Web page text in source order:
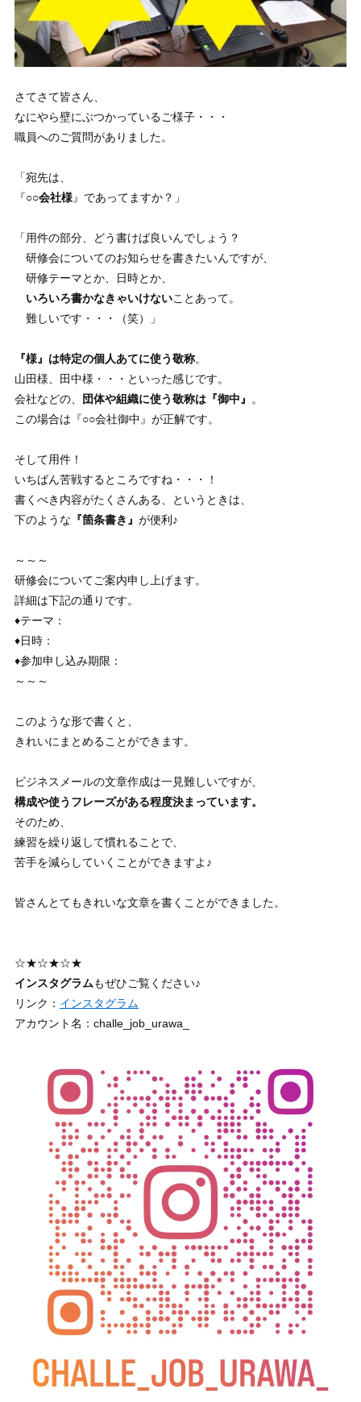
さてさて皆さん、
なにやら壁にぶつかっているご様子・・・
職員へのご質問がありました。
「宛先は、
『○○会社様』であってますか？」
「用件の部分、どう書けば良いんでしょう？
研修会についてのお知らせを書きたいんですが、
研修テーマとか、日時とか、
いろいろ書かなきゃいけないことあって。
難しいです・・・（笑）」
『様』は特定の個人あてに使う敬称。
山田様、田中様・・・といった感じです。
会社などの、
団体や組織に使う敬称は『御中』
。
この場合は『○○会社御中』が正解です。
そして用件！
いちばん苦戦するところですね・・・！
書くべき内容がたくさんある、というときは、
下のような 『箇条書き』 が便利♪
～～～
研修会についてご案内申し上げます。
詳細は下記の通りです。
♦テーマ：
♦日時：
♦参加申し込み期限：
～～～
このような形で書くと、
きれいにまとめることができます。
ビジネスメールの文章作成は一見難しいですが、
構成や使うフレーズがある程度決まっています。
そのため、
練習を繰り返して慣れることで、
苦手を減らしていくことができますよ♪
皆さんとてもきれいな文章を書くことができました。
☆★☆★☆★
インスタグラムもぜひご覧ください♪
リンク： インスタグラム
アカウント名：challe_job_urawa_